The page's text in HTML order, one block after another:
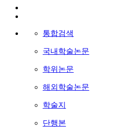
통합검색
국내학술논문
학위논문
해외학술논문
학술지
단행본